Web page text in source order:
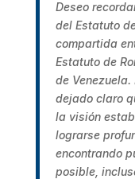
Deseo
del Estatuto
compartida
Estatuto de
de
dejado claro
la visión
lograrse
encontrando
posible,